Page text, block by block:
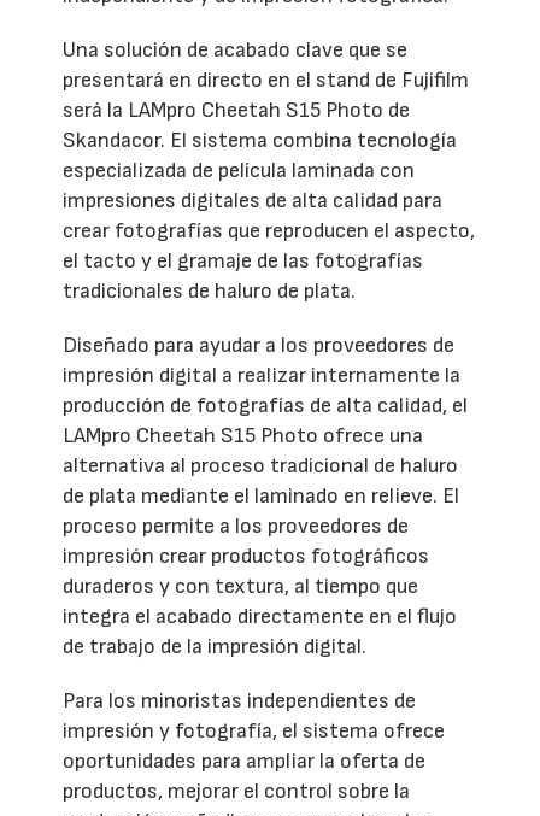
Una solución de acabado clave que se
presentará en directo en el stand de Fujifilm
será la LAMpro Cheetah S15 Photo de
Skandacor. El sistema combina tecnología
especializada de película laminada con
impresiones digitales de alta calidad para
crear fotografías que reproducen el aspecto,
el tacto y el gramaje de las fotografías
tradicionales de haluro de plata.
Diseñado para ayudar a los proveedores de
impresión digital a realizar internamente la
producción de fotografías de alta calidad, el
LAMpro Cheetah S15 Photo ofrece una
alternativa al proceso tradicional de haluro
de plata mediante el laminado en relieve. El
proceso permite a los proveedores de
impresión crear productos fotográficos
duraderos y con textura, al tiempo que
integra el acabado directamente en el flujo
de trabajo de la impresión digital.
Para los minoristas independientes de
impresión y fotografía, el sistema ofrece
oportunidades para ampliar la oferta de
productos, mejorar el control sobre la